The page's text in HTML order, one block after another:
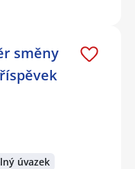
směny
úvazek